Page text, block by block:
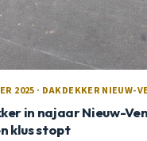
2025 · DAKDEKKER NIEUW-
in najaar Nieuw-
klus stopt